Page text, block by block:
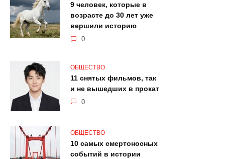
9 человек, которые в
возрасте до 30 лет уже
вершили историю
0
ОБЩЕСТВО
11 снятых фильмов, так
и не вышедших в прокат
0
ОБЩЕСТВО
10 самых смертоносных
событий в истории